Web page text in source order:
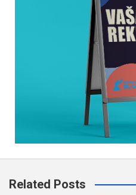
Related Posts